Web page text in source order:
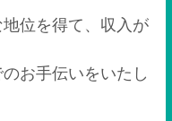
位を得て、収入が
お手伝いをいたし